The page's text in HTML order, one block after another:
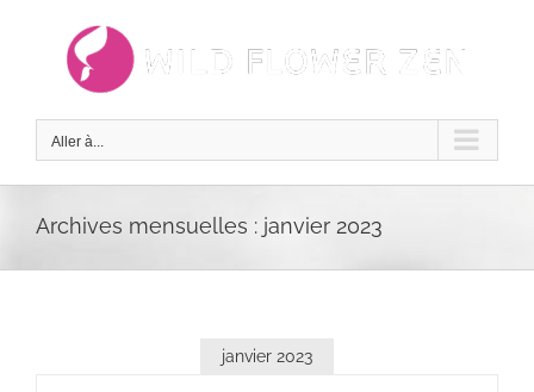
Aller à...
Archives mensuelles : janvier 2023
janvier 2023